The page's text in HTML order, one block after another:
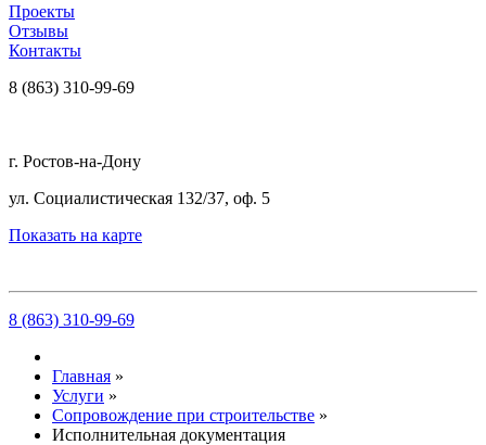
Проекты
Отзывы
Контакты
8 (863) 310-99-69
г. Ростов-на-Дону
ул. Социалистическая 132/37, оф. 5
Показать на карте
8 (863) 310-99-69
Главная »
Услуги »
Сопровождение при строительстве »
Исполнительная документация